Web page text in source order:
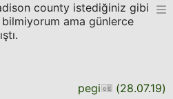
county istediğiniz gibi
ama günlerce
pegi (28.07.19)